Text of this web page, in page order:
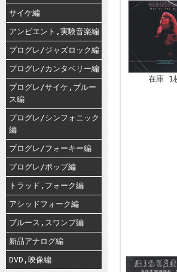
サイケ編
アンビエント,実験音楽編
プログレ/ジャズロック編
プログレ/カンタベリー編
プログレ/サイケ,ブルー
ス編
プログレ/シンフォニック
編
プログレ/フォーキー編
プログレ/ポップ編
トラッド,フォーク編
アシッドフォーク編
ブルース,スワンプ編
新品アナログ編
DVD,映像編
在庫 1